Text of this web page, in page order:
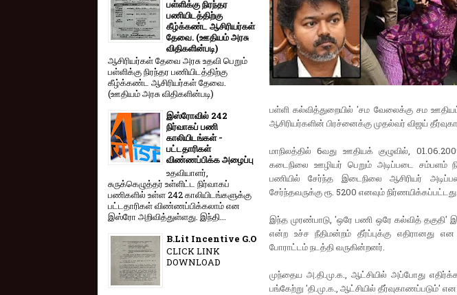
பள்ளி கல்வித்துறையில் 'சம வேலைக்கு சம
ஆசிரியர்களின் பிரச்னைக்கு முதல்வர் விஜய்
மாநிலத்தில் 6வது ஊதியக் குழுவில்,
கடைநிலை ஊழியர் பெறும் அடிப்படை சம்பளம்
பணியில் சேர்ந்த இடைநிலை ஆசிரியர்
சேர்ந்தவருக்கு ரூ. 5200 எனவும் நிர்ணயிக்கப்பட்டது.
இந்த முரண்பாடு, 'ஒரே பணி ஒரே கல்வித்
என்ற உச்ச நீதிமன்றம் தீர்ப்புக்கு எதிரானது
போராட்டம் நடத்தி வருகின்றனர்.
முந்தைய அ.தி.மு.க., ஆட்சியில் அப்போது
பங்கேற்று 'தி.மு.க., ஆட்சியில் தீர்வுகாணப்படும்'
பள்ளிக்கு நிரந்தர
பணியிடத்திற்கு
கீழ்க்கண்ட ஆசிரியர்கள்
தேவை. (ஊதியம் அரசு
விதிகளின்படி)
ஆசிரியர்கள் தேவை அரசு உதவி பெறும்
பள்ளிக்கு நிரந்தர பணியிடத்திற்கு
கீழ்க்கண்ட ஆசிரியர்கள் தேவை.
(ஊதியம் அரசு விதிகளின்படி)
இஸ்ரோவில் 242
நிர்வாகப் பணி
காலியிடங்கள் -
பட்டதாரிகள்
விண்ணப்பிக்க அழைப்பு
உதவியாளர்,
சுருக்கெழுத்தர் உள்ளிட்ட நிர்வாகப்
பணிகளில் உள்ள 242 காலியிடங்களுக்கு
பட்டதாரிகள் விண்ணப்பிக்கலாம் என
இஸ்ரோ அறிவித்துள்ளது. இந்தி...
B.Lit Incentive G.O
CLICK LINK
DOWNLOAD